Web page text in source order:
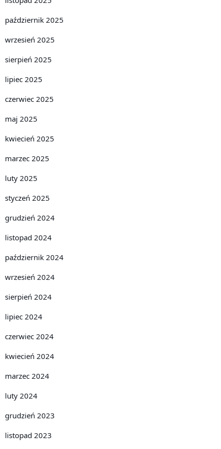
październik 2025
wrzesień 2025
sierpień 2025
lipiec 2025
czerwiec 2025
maj 2025
kwiecień 2025
marzec 2025
luty 2025
styczeń 2025
grudzień 2024
listopad 2024
październik 2024
wrzesień 2024
sierpień 2024
lipiec 2024
czerwiec 2024
kwiecień 2024
marzec 2024
luty 2024
grudzień 2023
listopad 2023